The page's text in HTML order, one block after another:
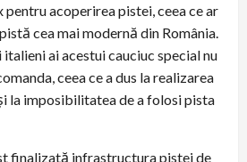
acoperirea pistei, ceea ce ar
cea mai modernă din România.
ai acestui cauciuc special nu
ceea ce a dus la realizarea
la imposibilitatea de a folosi pista
finalizată infrastructura pistei de